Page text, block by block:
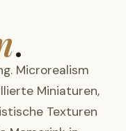
.
Microrealism
Miniaturen,
Texturen